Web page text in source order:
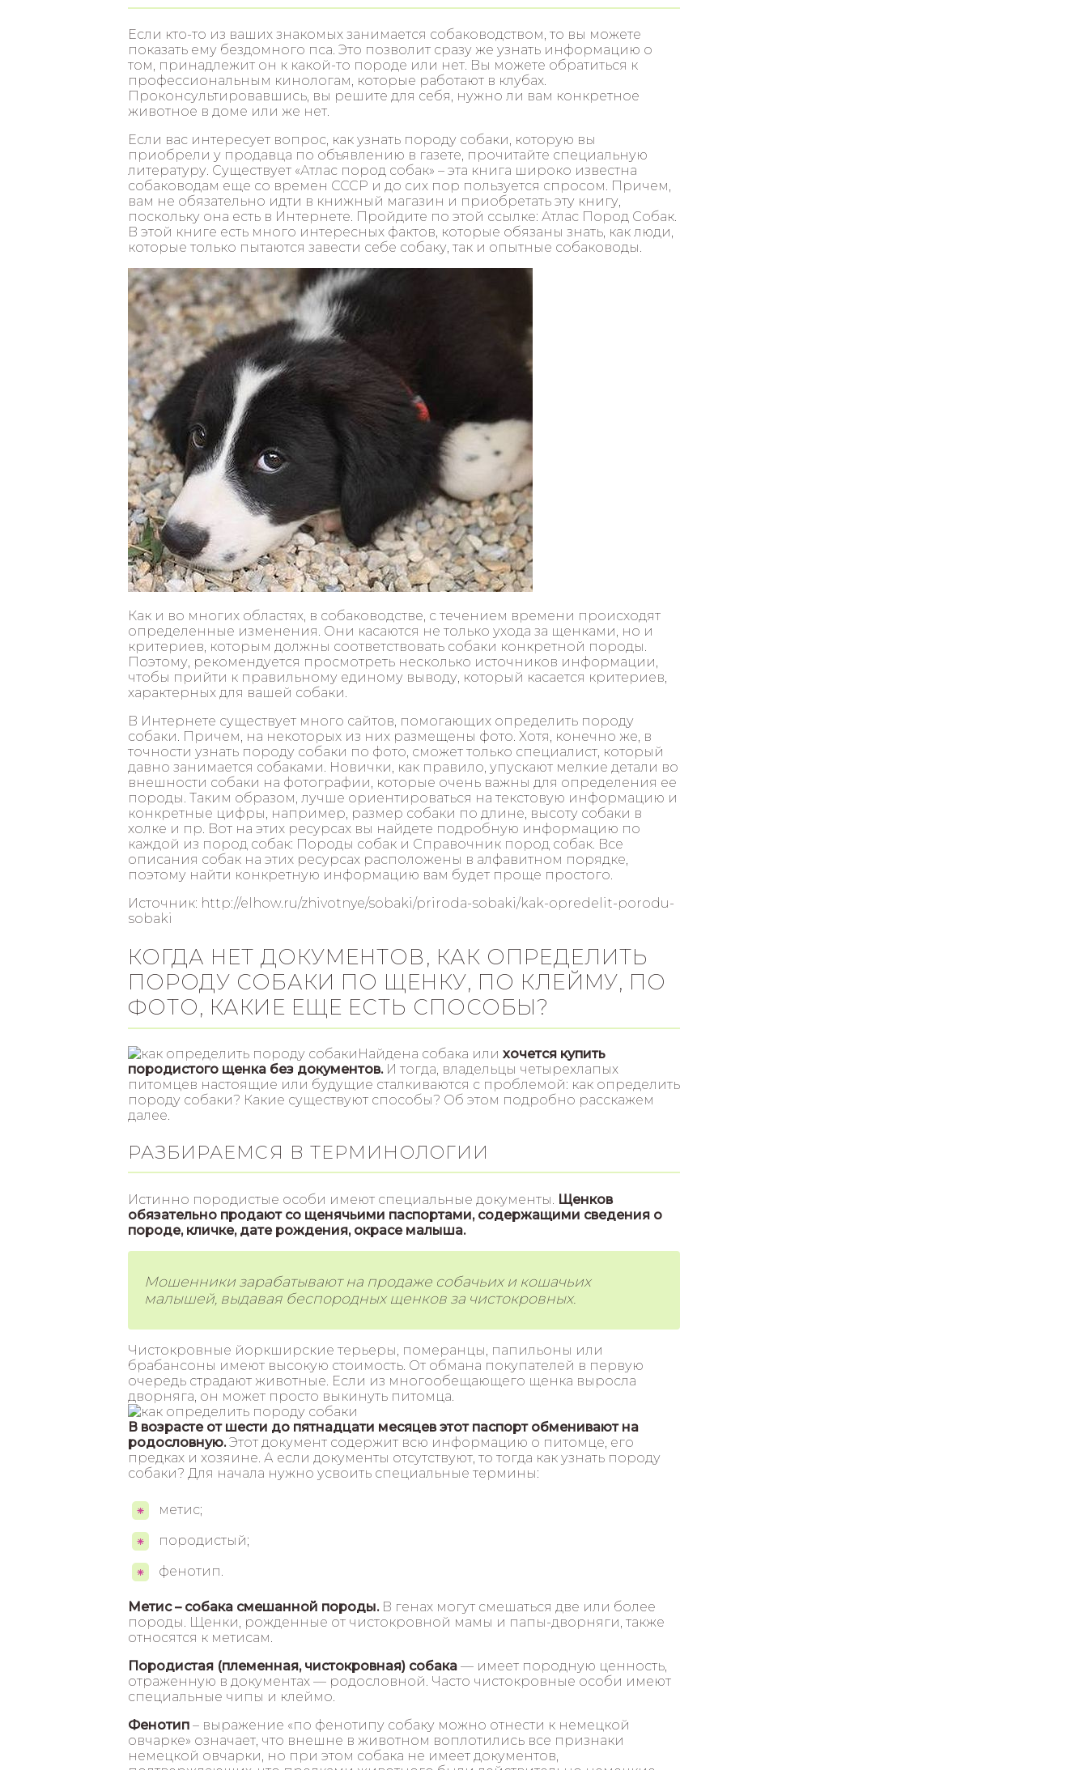
Если кто-то из ваших знакомых занимается собаководством, то вы можете
показать ему бездомного пса. Это позволит сразу же узнать информацию о
том, принадлежит он к какой-то породе или нет. Вы можете обратиться к
профессиональным кинологам, которые работают в клубах.
Проконсультировавшись, вы решите для себя, нужно ли вам конкретное
животное в доме или же нет.
Если вас интересует вопрос, как узнать породу собаки, которую вы
приобрели у продавца по объявлению в газете, прочитайте специальную
литературу. Существует «Атлас пород собак» – эта книга широко известна
собаководам еще со времен СССР и до сих пор пользуется спросом. Причем,
вам не обязательно идти в книжный магазин и приобретать эту книгу,
поскольку она есть в Интернете. Пройдите по этой ссылке: Атлас Пород Собак.
В этой книге есть много интересных фактов, которые обязаны знать, как люди,
которые только пытаются завести себе собаку, так и опытные собаководы.
Как и во многих областях, в собаководстве, с течением времени происходят
определенные изменения. Они касаются не только ухода за щенками, но и
критериев, которым должны соответствовать собаки конкретной породы.
Поэтому, рекомендуется просмотреть несколько источников информации,
чтобы прийти к правильному единому выводу, который касается критериев,
характерных для вашей собаки.
В Интернете существует много сайтов, помогающих определить породу
собаки. Причем, на некоторых из них размещены фото. Хотя, конечно же, в
точности узнать породу собаки по фото, сможет только специалист, который
давно занимается собаками. Новички, как правило, упускают мелкие детали во
внешности собаки на фотографии, которые очень важны для определения ее
породы. Таким образом, лучше ориентироваться на текстовую информацию и
конкретные цифры, например, размер собаки по длине, высоту собаки в
холке и пр. Вот на этих ресурсах вы найдете подробную информацию по
каждой из пород собак: Породы собак и Cправочник пород собак. Все
описания собак на этих ресурсах расположены в алфавитном порядке,
поэтому найти конкретную информацию вам будет проще простого.
Источник: http://elhow.ru/zhivotnye/sobaki/priroda-sobaki/kak-opredelit-porodu-
sobaki
КОГДА НЕТ ДОКУМЕНТОВ, КАК ОПРЕДЕЛИТЬ
ПОРОДУ СОБАКИ ПО ЩЕНКУ, ПО КЛЕЙМУ, ПО
ФОТО, КАКИЕ ЕЩЕ ЕСТЬ СПОСОБЫ?
Найдена собака или хочется купить
породистого щенка без документов.И тогда, владельцы четырехлапых
питомцев настоящие или будущие сталкиваются с проблемой: как определить
породу собаки? Какие существуют способы? Об этом подробно расскажем
далее.
РАЗБИРАЕМСЯ В ТЕРМИНОЛОГИИ
Истинно породистые особи имеют специальные документы. Щенков
обязательно продают со щенячьими паспортами, содержащими сведения о
породе, кличке, дате рождения, окрасе малыша.
Мошенники зарабатывают на продаже собачьих и кошачьих
малышей, выдавая беспородных щенков за чистокровных.
Чистокровные йоркширские терьеры, померанцы, папильоны или
брабансоны имеют высокую стоимость. От обмана покупателей в первую
очередь страдают животные. Если из многообещающего щенка выросла
дворняга, он может просто выкинуть питомца.
В возрасте от шести до пятнадцати месяцев этот паспорт обменивают на
родословную.Этот документ содержит всю информацию о питомце, его
предках и хозяине. А если документы отсутствуют, то тогда как узнать породу
собаки? Для начала нужно усвоить специальные термины:
метис;
породистый;
фенотип.
Метис – собака смешанной породы.В генах могут смешаться две или более
породы. Щенки, рожденные от чистокровной мамы и папы-дворняги, также
относятся к метисам.
Породистая (племенная, чистокровная) собака— имеет породную ценность,
отраженную в документах — родословной. Часто чистокровные особи имеют
специальные чипы и клеймо.
Фенотип– выражение «по фенотипу собаку можно отнести к немецкой
овчарке» означает, что внешне в животном воплотились все признаки
немецкой овчарки, но при этом собака не имеет документов,